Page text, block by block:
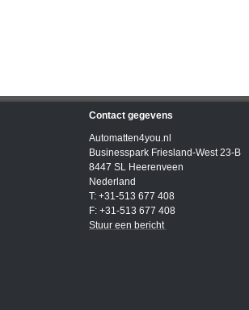
Contact gegevens
Automatten4you.nl
Businesspark Friesland-West 23-B
8447 SL Heerenveen
Nederland
T: +31-513 677 408
F: +31-513 677 408
Stuur een bericht